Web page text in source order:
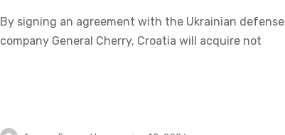
By signing an agreement with the Ukrainian defense
company General Cherry, Croatia will acquire not